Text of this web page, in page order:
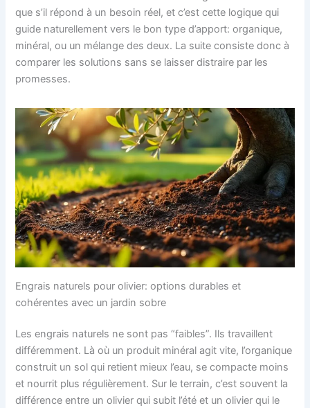
que s’il répond à un besoin réel, et c’est cette logique qui
guide naturellement vers le bon type d’apport: organique,
minéral, ou un mélange des deux. La suite consiste donc à
comparer les solutions sans se laisser distraire par les
promesses.
Engrais naturels pour olivier: options durables et
cohérentes avec un jardin sobre
Les engrais naturels ne sont pas “faibles”. Ils travaillent
différemment. Là où un produit minéral agit vite, l’organique
construit un sol qui retient mieux l’eau, se compacte moins
et nourrit plus régulièrement. Sur le terrain, c’est souvent la
différence entre un olivier qui subit l’été et un olivier qui le